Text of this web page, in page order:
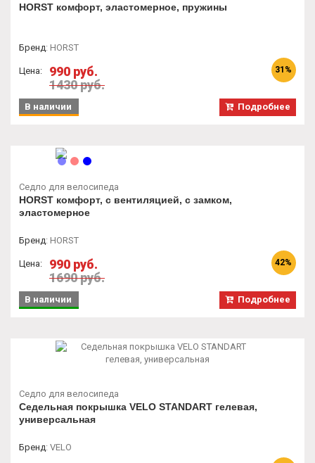
HORST комфорт, эластомерное, пружины
Бренд: HORST
Цена:
990 руб.
1430 руб.
31%
Подробнее
В наличии
Седло для велосипеда
HORST комфорт, с вентиляцией, с замком,
эластомерное
Бренд: HORST
Цена:
990 руб.
1690 руб.
42%
Подробнее
В наличии
Седло для велосипеда
Седельная покрышка VELO STANDART гелевая,
универсальная
Бренд: VELO